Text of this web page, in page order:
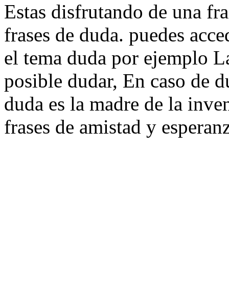
Estas disfrutando de una
frases de duda. puedes
el tema duda por ejemplo
posible dudar, En caso de
duda es la madre de la
frases de amistad y